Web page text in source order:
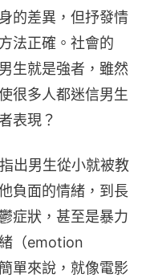
的差異，但抒發情
法正確。社會的
生就是強者，雖然
很多人都迷信男生
表現？
出男生從小就被教
負面的情緒，到長
症狀，甚至是暴力
（emotion
單來說，就像電影